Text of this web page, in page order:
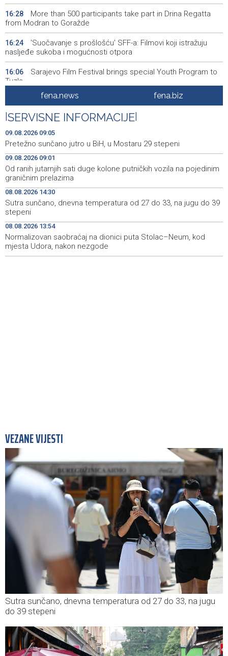
16:28
More than 500 participants take part in Drina Regatta
from Modran to Goražde
16:24
'Suočavanje s prošlošću' SFF-a: Filmovi koji istražuju
nasljeđe sukoba i mogućnosti otpora
16:06
Sarajevo Film Festival brings special Youth Program to
Tuzla
Posuški turnir 'Kamen, krš i maslina' potvrdio svoj ugled,
Kukoč ponovno na Topali
15:40 Priopćenje za javnost HDZ 1990
Pentagon pozvao američke odbrambene firme da
ubrzaju proizvodnju oružja usred iscrpljenih zaliha
14:39
Svečano otvoren 26. Cazin Grand Prix, staza 'Krajiška
zmija' ponovo okupila ljubitelje motosporta
13:20
Mostar Jazz Fest 2026. od 23. do 25. kolovoza donosi
tri večeri vrhunske glazbe
12:21 Izraelske snage izvode nova rušenja u južnom Libanu
fena.news fena.biz
SERVISNE INFORMACIJE
09.08.2026 09:05
Pretežno sunčano jutro u BiH, u Mostaru 29 stepeni
09.08.2026 09:01
Od ranih jutarnjih sati duge kolone putničkih vozila na pojedinim
graničnim prelazima
08.08.2026 14:30
Sutra sunčano, dnevna temperatura od 27 do 33, na jugu do 39
stepeni
08.08.2026 13:54
Normalizovan saobraćaj na dionici puta Stolac–Neum, kod
mjesta Udora, nakon nezgode
VEZANE VIJESTI
Sutra sunčano, dnevna temperatura od 27 do 33, na jugu
do 39 stepeni